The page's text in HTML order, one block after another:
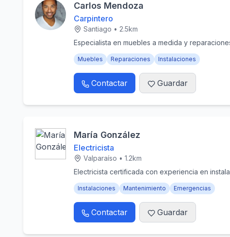
Carlos Mendoza
Carpintero
Santiago • 2.5km
Especialista en muebles a medida y
Muebles Reparaciones Instalaciones
Contactar Guardar
María González
Electricista
Valparaíso • 1.2km
Electricista certificada con experiencia en
Instalaciones Mantenimiento Emergencias
Contactar Guardar